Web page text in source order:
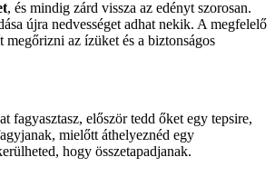
, és mindig zárd vissza az edényt szorosan.
újra nedvességet adhat nekik. A megfelelő
megőrizni az ízüket és a biztonságos
fagyasztasz, először tedd őket egy tepsire,
mielőtt áthelyeznéd egy
hogy összetapadjanak.